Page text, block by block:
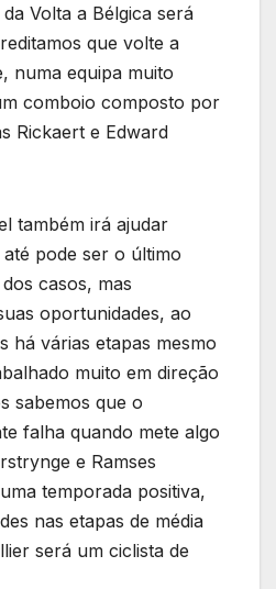
Volta a Bélgica será
que volte a
numa equipa muito
comboio composto por
Rickaert e Edward
também irá ajudar
pode ser o último
casos, mas
oportunidades, ao
há várias etapas mesmo
muito em direção
sabemos que o
falha quando mete algo
e Ramses
temporada positiva,
nas etapas de média
será um ciclista de